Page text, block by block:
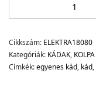
Cikkszám: ELEKTRA18080
Kategóriák: KÁDAK, KOLPA
Címkék:egyenes kád, kád,